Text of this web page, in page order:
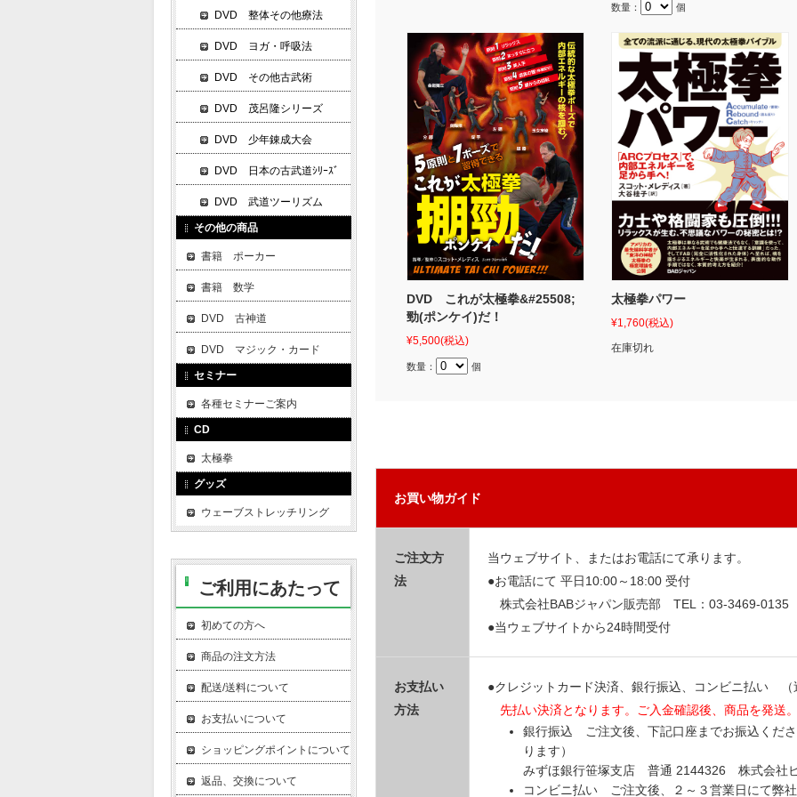
数量： 個
DVD これが太極拳&#25508;
勁(ポンケイ)だ！
¥5,500(税込)
数量： 個
太極拳パワー
¥1,760(税込)
在庫切れ
お買い物ガイド
ご注文方
法
当ウェブサイト、またはお電話にて承ります。
●お電話にて 平日10:00～18:00 受付
株式会社BABジャパン販売部 TEL：03-3469-0135
●当ウェブサイトから24時間受付
お支払い
方法
●クレジットカード決済、銀行振込、コンビニ払い （
先払い決済となります。ご入金確認後、商品を発送
銀行振込 ご注文後、下記口座までお振込くだ
ります）
みずほ銀行笹塚支店 普通 2144326 株式会社
コンビニ払い ご注文後、２～３営業日にて弊
DVD 整体その他療法
DVD ヨガ・呼吸法
DVD その他古武術
DVD 茂呂隆シリーズ
DVD 少年錬成大会
DVD 日本の古武道ｼﾘｰｽﾞ
DVD 武道ツーリズム
その他の商品
書籍 ポーカー
書籍 数学
DVD 古神道
DVD マジック・カード
セミナー
各種セミナーご案内
CD
太極拳
グッズ
ウェーブストレッチリング
ご利用にあたって
初めての方へ
商品の注文方法
配送/送料について
お支払いについて
ショッピングポイントについて
返品、交換について